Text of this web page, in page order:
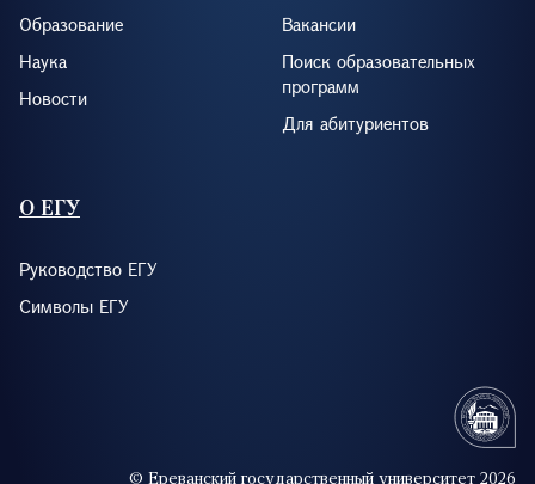
Образование
Наука
Новости
Вакансии
Поиск образовательных
программ
Для абитуриентов
О ЕГУ
Руководство ЕГУ
Символы ЕГУ
© Ереванский государственный университет 2026